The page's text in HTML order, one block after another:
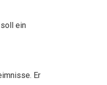
ein
Er